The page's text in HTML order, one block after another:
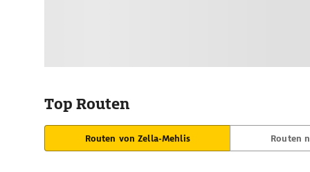
Top Routen
Routen von Zella-Mehlis Routen